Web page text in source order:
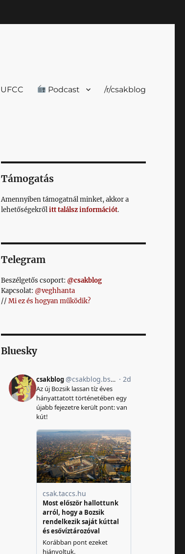
UFCC Podcast /r/csakblog
Támogatás
Amennyiben támogatnál minket, akkor a
lehetőségekrőlitt találsz információt.
Telegram
Beszélgetős csoport: @csakblog
Kapcsolat: @veghhanta
// Mi ez és hogyan működik?
Bluesky